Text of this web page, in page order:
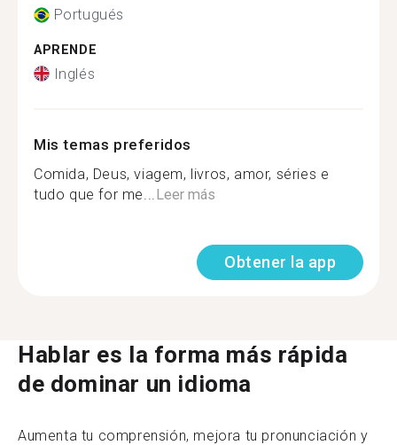
Portugués
APRENDE
Inglés
Mis temas preferidos
Comida, Deus, viagem, livros, amor, séries e
tudo que for me... Leer más
Obtener la app
Hablar es la forma más rápida
de dominar un idioma
Aumenta tu comprensión, mejora tu pronunciación y